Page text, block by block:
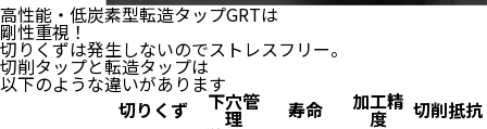
高性能・低炭素型転造タップGRTは
剛性重視！
切りくずは発生しないのでストレスフリー。
切削タップと転造タップは
以下のような違いがあります
切りくず
下穴管
理 寿命 加工精
度
切削抵抗